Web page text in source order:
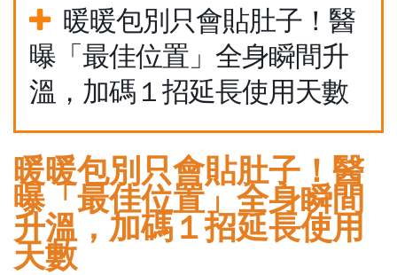
暖暖包別只會貼肚子！醫
曝「最佳位置」全身瞬間升
溫，加碼１招延長使用天數
暖暖包別只會貼肚子！醫
曝「最佳位置」全身瞬間
升溫，加碼１招延長使用
天數